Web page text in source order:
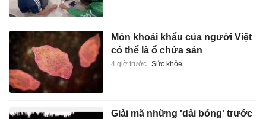
Món khoái khẩu của người Việt
có thể là ổ chứa sán
4 giờ trước Sức khỏe
Giải mã những 'dải bóng' trước